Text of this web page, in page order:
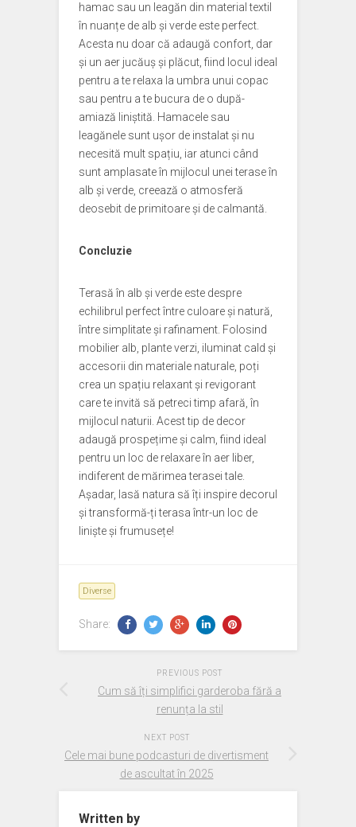
hamac sau un leagăn din material textil
în nuanțe de alb și verde este perfect.
Acesta nu doar că adaugă confort, dar
și un aer jucăuș și plăcut, fiind locul ideal
pentru a te relaxa la umbra unui copac
sau pentru a te bucura de o după-
amiază liniștită. Hamacele sau
leagănele sunt ușor de instalat și nu
necesită mult spațiu, iar atunci când
sunt amplasate în mijlocul unei terase în
alb și verde, creează o atmosferă
deosebit de primitoare și de calmantă.
Concluzie
Terasă în alb și verde este despre
echilibrul perfect între culoare și natură,
între simplitate și rafinament. Folosind
mobilier alb, plante verzi, iluminat cald și
accesorii din materiale naturale, poți
crea un spațiu relaxant și revigorant
care te invită să petreci timp afară, în
mijlocul naturii. Acest tip de decor
adaugă prospețime și calm, fiind ideal
pentru un loc de relaxare în aer liber,
indiferent de mărimea terasei tale.
Așadar, lasă natura să îți inspire decorul
și transformă-ți terasa într-un loc de
liniște și frumusețe!
Diverse
Share:
PREVIOUS POST
Cum să îți simplifici garderoba fără a
renunța la stil
NEXT POST
Cele mai bune podcasturi de divertisment
de ascultat în 2025
Written by